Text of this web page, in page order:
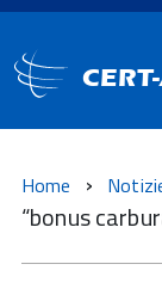
Home
“bonus